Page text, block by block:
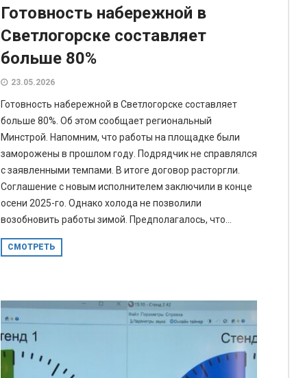
Готовность набережной в
Светлогорске составляет
больше 80%
23.05.2026
Готовность набережной в Светлогорске составляет
больше 80%. Об этом сообщает региональный
Минстрой. Напомним, что работы на площадке были
заморожены в прошлом году. Подрядчик не справлялся
с заявленными темпами. В итоге договор расторгли.
Соглашение с новым исполнителем заключили в конце
осени 2025-го. Однако холода не позволили
возобновить работы зимой. Предполагалось, что...
СМОТРЕТЬ